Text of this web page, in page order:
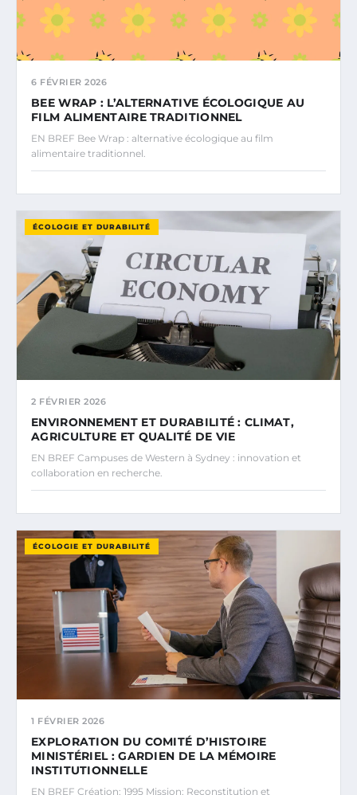
6 FÉVRIER 2026
BEE WRAP : L’ALTERNATIVE ÉCOLOGIQUE AU
FILM ALIMENTAIRE TRADITIONNEL
EN BREF Bee Wrap : alternative écologique au film
alimentaire traditionnel.
ÉCOLOGIE ET DURABILITÉ
2 FÉVRIER 2026
ENVIRONNEMENT ET DURABILITÉ : CLIMAT,
AGRICULTURE ET QUALITÉ DE VIE
EN BREF Campuses de Western à Sydney : innovation et
collaboration en recherche.
ÉCOLOGIE ET DURABILITÉ
1 FÉVRIER 2026
EXPLORATION DU COMITÉ D’HISTOIRE
MINISTÉRIEL : GARDIEN DE LA MÉMOIRE
INSTITUTIONNELLE
EN BREF Création: 1995 Mission: Reconstitution et